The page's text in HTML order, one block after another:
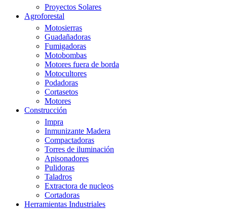
Proyectos Solares
Agroforestal
Motosierras
Guadañadoras
Fumigadoras
Motobombas
Motores fuera de borda
Motocultores
Podadoras
Cortasetos
Motores
Construcción
Impra
Inmunizante Madera
Compactadoras
Torres de iluminación
Apisonadores
Pulidoras
Taladros
Extractora de nucleos
Cortadoras
Herramientas Industriales